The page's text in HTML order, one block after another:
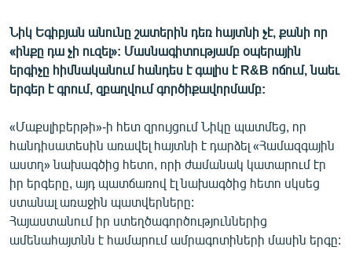
ԱՐԽԻՎ
ՏԵՍԱՆՅՈՒԹԵՐ
ԲԱՆԱՎԵՃ
ՁԳՏԵԼՈՎ ԼԱՎԱԳՈՒՅՆԻՆ
ՓՈԴՔԱՍԹ
Հայերեն
English
Русский
Նիկ Եգիբյան անունը շատերին դեռ հայտնի չէ, քանի որ
«ինքը դա չի ուզել»: Մասնագիտությամբ օպերային
երգիչը հիմնականում հանդես է գալիս է R&B ոճում, նաեւ
երգեր է գրում, զբաղվում գործիքավորմամբ:
«Մաքսլիբերթի»-ի հետ զրույցում Նիկը պատմեց, որ
հանդիսատեսին առավել հայտնի է դարձել «Համազգային
աստղ» նախագծից հետո, որի ժամանակ կատարում էր
իր երգերը, այդ պատճառով էլ նախագծից հետո սկսեց
ստանալ առաջին պատվերները:
Հայաստանում իր ստեղծագործություններից
ամենահայտնն է համարում ամրագոտիների մասին երգը: